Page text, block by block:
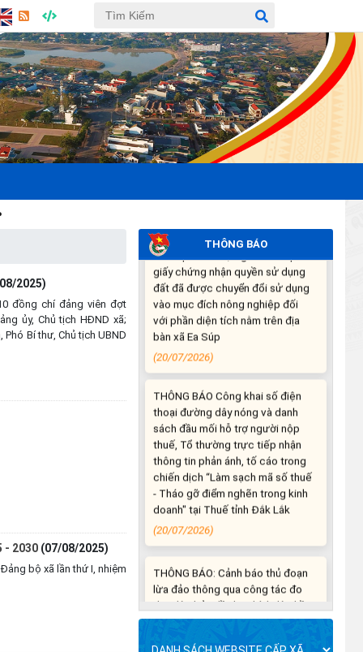
2025)
đồng chí đảng viên đợt
ủy, Chủ tịch HĐND xã;
Bí thư, Chủ tịch UBND
- 2030 (07/08/2025)
bộ xã lần thứ I, nhiệm
THÔNG BÁO
Niêm yết công khai Hồ sơ Đăng
ký đất đai, cấp GCN QSD đất,
quyền sở hữu tài sản gắn liền với
đất lần đầu của hộ ông Y Chunh
Hra
(23/07/2026)
Về việc công khai kết quả rà
soát, xác định vị trí khu đất diện
23/07/2001 của Thủ tướng
giấy chứng nhận quyền sử dụng
đất đã được chuyển đổi sử dụng
vào mục đích nông nghiệp đối
với phần diện tích nằm trên địa
bàn xã Ea Súp
(20/07/2026)
THÔNG BÁO Công khai số điện
thoại đường dây nóng và danh
sách đầu mối hỗ trợ người nộp
thuế, Tổ thường trực tiếp nhận
thông tin phản ánh, tố cáo trong
chiến dịch “Làm sạch mã số thuế
- Tháo gỡ điểm nghẽn trong kinh
doanh" tại Thuế tỉnh Đắk Lắk
(20/07/2026)
THÔNG BÁO: Cảnh báo thủ đoạn
đạc, lập bản đồ địa chính, lập hồ
sơ địa chính và hoàn thành cơ sở
dữ liệu quốc gia về đất đai
(03/08/2026)